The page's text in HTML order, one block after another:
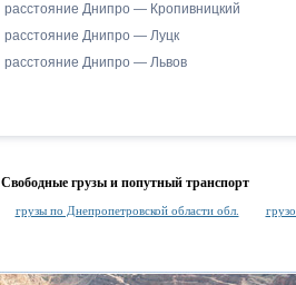
расстояние Днипро — Кропивницкий
расстояние Днипро — Луцк
расстояние Днипро — Львов
Свободные грузы и попутный транспорт
грузы по Днепропетровской области обл.